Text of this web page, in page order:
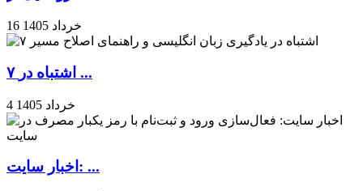
16 خرداد 1405
۷ اشتباه در ...
4 خرداد 1405
اخبار سایت: ...